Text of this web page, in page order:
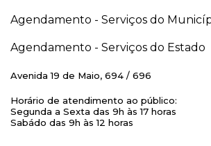
Agendamento - Serviços do
Agendamento - Serviços do Estado
Avenida 19 de Maio, 694 / 696
Horário de atendimento ao público:
Segunda a Sexta das 9h às 17 horas
Sabádo das 9h às 12 horas